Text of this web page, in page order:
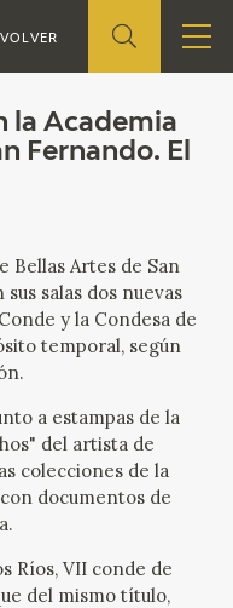
la Academia
Fernando. El
Bellas Artes de San
salas dos nuevas
y la Condesa de
temporal, según
a estampas de la
del artista de
colecciones de la
documentos de
Ríos, VII conde de
del mismo título,
EXPOSICIONES Dos
VOLVER